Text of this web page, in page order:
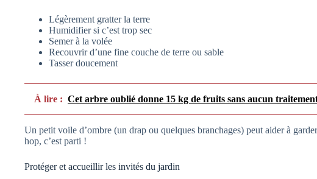
Légèrement gratter la terre
Humidifier si c’est trop sec
Semer à la volée
Recouvrir d’une fine couche de terre ou sable
Tasser doucement
À lire : Cet arbre oublié donne 15 kg de fruits sans aucun
Un petit voile d’ombre (un drap ou quelques branchages) peut aider à
hop, c’est parti !
Protéger et accueillir les invités du jardin